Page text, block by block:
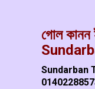
গোল কানন
Sundarban